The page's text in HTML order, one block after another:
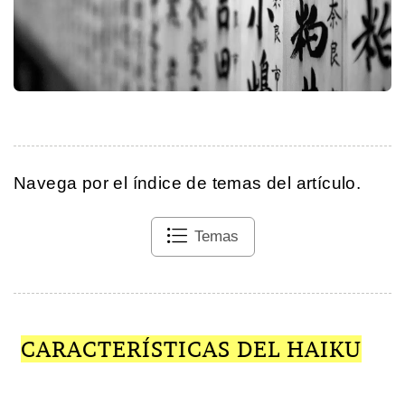
Navega por el índice de temas del artículo.
Temas
CARACTERÍSTICAS DEL HAIKU